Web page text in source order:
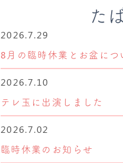
た
2026.7.29
8月の臨時休業とお盆につ
2026.7.10
テレ玉に出演しました
2026.7.02
臨時休業のお知らせ